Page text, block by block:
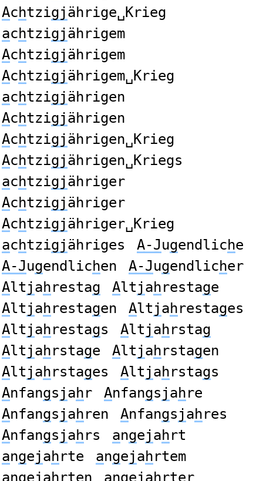
Achtzigjährige␣Krieg
achtzigjährigem
Achtzigjährigem
Achtzigjährigem␣Krieg
achtzigjährigen
Achtzigjährigen
Achtzigjährigen␣Krieg
Achtzigjährigen␣Kriegs
achtzigjähriger
Achtzigjähriger
Achtzigjähriger␣Krieg
achtzigjähriges A-Jugendliche
A-Jugendlichen A-Jugendlicher
Altjahrestag Altjahrestage
Altjahrestagen Altjahrestages
Altjahrestags Altjahrstag
Altjahrstage Altjahrstagen
Altjahrstages Altjahrstags
Anfangsjahr Anfangsjahre
Anfangsjahren Anfangsjahres
Anfangsjahrs angejahrt
angejahrte angejahrtem
angejahrten angejahrter